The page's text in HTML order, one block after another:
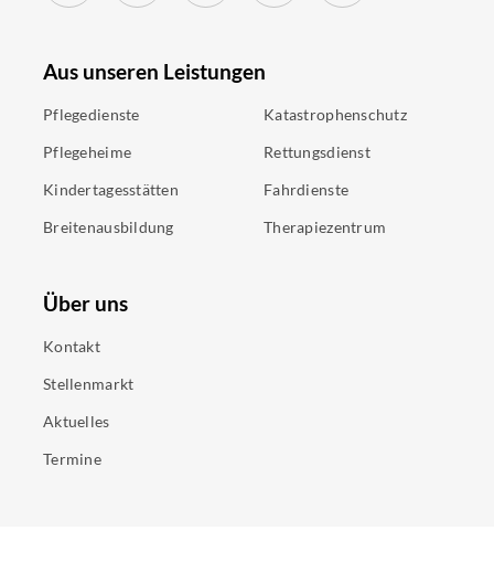
Aus unseren Leistungen
Pflegedienste
Pflegeheime
Kindertagesstätten
Breitenausbildung
Katastrophenschutz
Rettungsdienst
Fahrdienste
Therapiezentrum
Über uns
Kontakt
Stellenmarkt
Aktuelles
Termine